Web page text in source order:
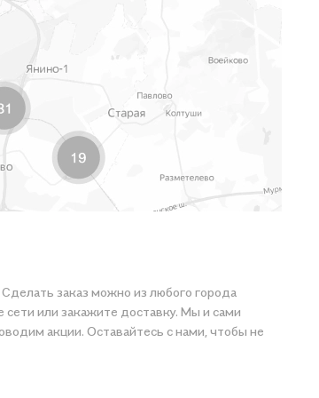
заказ можно из любого города
сети или закажите доставку. Мы и сами